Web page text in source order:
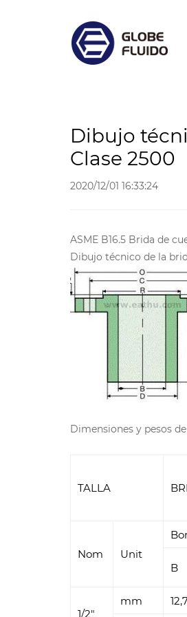
Dibujo
Clase 2500
2020/12/01 16:33:24
ASME B16.5 Brida de
Dibujo técnico de la
Dimensiones y pesos
TALLA
Nom Unit
B
1/2"
mm